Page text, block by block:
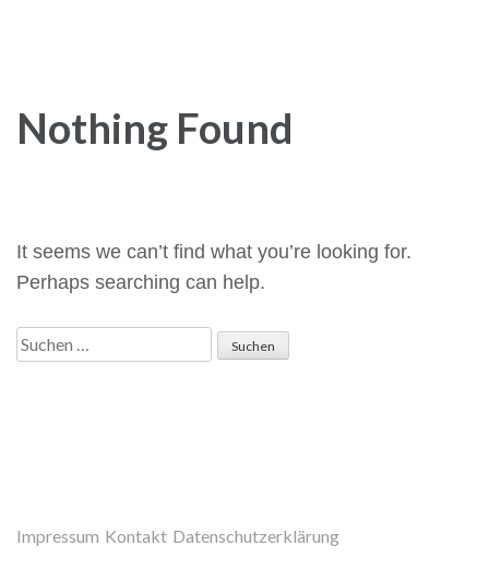
Nothing Found
It seems we can’t find what you’re looking for.
Perhaps searching can help.
Suchen
Impressum Kontakt Datenschutzerklärung